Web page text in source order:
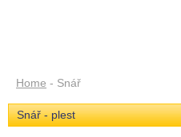
Home - Snář
Snář - plest